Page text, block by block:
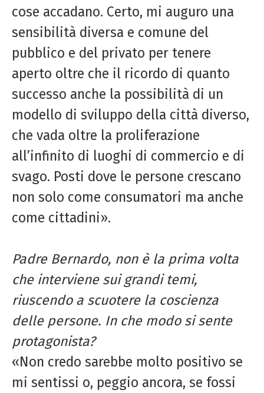
cose accadano. Certo, mi auguro una
sensibilità diversa e comune del
pubblico e del privato per tenere
aperto oltre che il ricordo di quanto
successo anche la possibilità di un
modello di sviluppo della città diverso,
che vada oltre la proliferazione
all’infinito di luoghi di commercio e di
svago. Posti dove le persone crescano
non solo come consumatori ma anche
come cittadini».
Padre Bernardo, non è la prima volta
che interviene sui grandi temi,
riuscendo a scuotere la coscienza
delle persone. In che modo si sente
protagonista?
«Non credo sarebbe molto positivo se
mi sentissi o, peggio ancora, se fossi